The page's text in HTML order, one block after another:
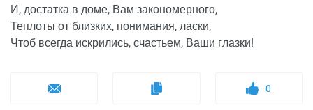
И, достатка в доме, Вам закономерного,
Теплоты от близких, понимания, ласки,
Чтоб всегда искрились, счастьем, Ваши глазки!
0